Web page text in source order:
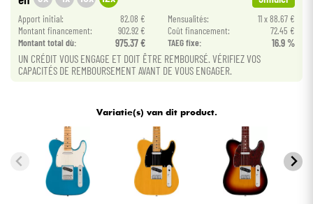
Bekijk onze merken
Apport initial: 82.08 € Mensualités:
11 x 88.67 €
Montant financement:
902.92 € Coût financement:
72.45 €
Montant total dù:
975.37 € TAEG fixe: 16.9 %
UN CRÉDIT VOUS ENGAGE ET DOIT ÊTRE REMBOURSÉ. VÉRIFIEZ VOS
CAPACITÉS DE REMBOURSEMENT AVANT DE VOUS ENGAGER.
Variatie(s) van dit product.